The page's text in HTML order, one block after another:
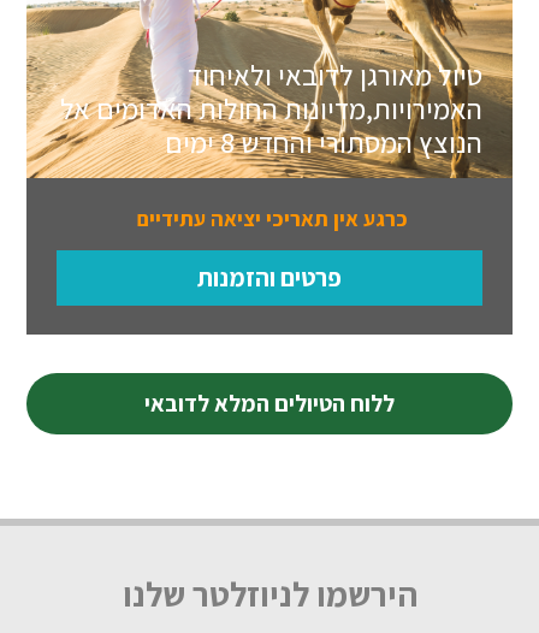
טיול מאורגן לדובאי ולאיחוד
האמירויות,מדיונות החולות האדומים אל
הנוצץ המסתורי והחדש 8 ימים
כרגע אין תאריכי יציאה עתידיים
פרטים והזמנות
ללוח הטיולים המלא לדובאי
הירשמו לניוזלטר שלנו